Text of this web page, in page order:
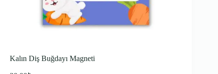
Kalın Diş Buğdayı Magneti